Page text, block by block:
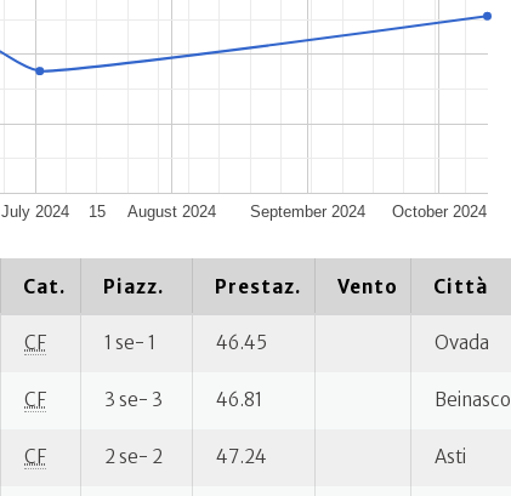
July 2024 August 2024 September 2024 October 2024
15
Cat. Piazz. Prestaz. Vento Città
CF 1 se- 1 46.45 Ovada
CF 3 se- 3 46.81 Beinasco
CF 2 se- 2 47.24 Asti